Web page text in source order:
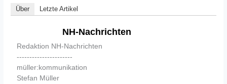
Über Letzte Artikel
NH-Nachrichten
Redaktion NH-Nachrichten
----------------------
müller:kommunikation
Stefan Müller